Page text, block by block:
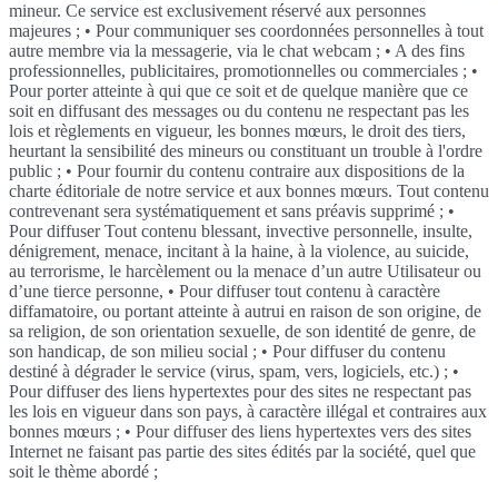
mineur. Ce service est exclusivement réservé aux personnes
majeures ; • Pour communiquer ses coordonnées personnelles à tout
autre membre via la messagerie, via le chat webcam ; • A des fins
professionnelles, publicitaires, promotionnelles ou commerciales ; •
Pour porter atteinte à qui que ce soit et de quelque manière que ce
soit en diffusant des messages ou du contenu ne respectant pas les
lois et règlements en vigueur, les bonnes mœurs, le droit des tiers,
heurtant la sensibilité des mineurs ou constituant un trouble à l'ordre
public ; • Pour fournir du contenu contraire aux dispositions de la
charte éditoriale de notre service et aux bonnes mœurs. Tout contenu
contrevenant sera systématiquement et sans préavis supprimé ; •
Pour diffuser Tout contenu blessant, invective personnelle, insulte,
dénigrement, menace, incitant à la haine, à la violence, au suicide,
au terrorisme, le harcèlement ou la menace d’un autre Utilisateur ou
d’une tierce personne, • Pour diffuser tout contenu à caractère
diffamatoire, ou portant atteinte à autrui en raison de son origine, de
sa religion, de son orientation sexuelle, de son identité de genre, de
son handicap, de son milieu social ; • Pour diffuser du contenu
destiné à dégrader le service (virus, spam, vers, logiciels, etc.) ; •
Pour diffuser des liens hypertextes pour des sites ne respectant pas
les lois en vigueur dans son pays, à caractère illégal et contraires aux
bonnes mœurs ; • Pour diffuser des liens hypertextes vers des sites
Internet ne faisant pas partie des sites édités par la société, quel que
soit le thème abordé ;